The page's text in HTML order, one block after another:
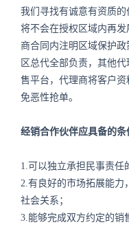
我们寻找有诚意有资质
将不会在授权区域内再
商合同内注明区域保护
区总代全部负责，其他
售平台，代理商将客户
免恶性抢单。
经销合作伙伴应具备的条
1.可以独立承担民事责任
2.有良好的市场拓展能力
社会关系；
3.能够完成双方约定的销